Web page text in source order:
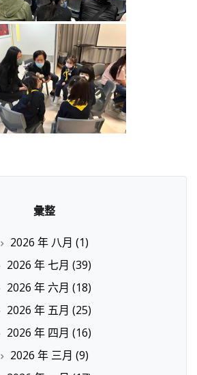
彙整
2026 年 八月 (1)
2026 年 七月 (39)
2026 年 六月 (18)
2026 年 五月 (25)
2026 年 四月 (16)
2026 年 三月 (9)